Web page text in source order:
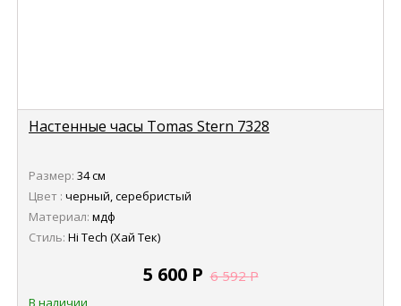
Настенные часы Tomas Stern 7328
Размер: 34 см
Цвет : черный, серебристый
Материал: мдф
Стиль: Hi Tech (Хай Тек)
5 600 Р 6 592Р
В наличии